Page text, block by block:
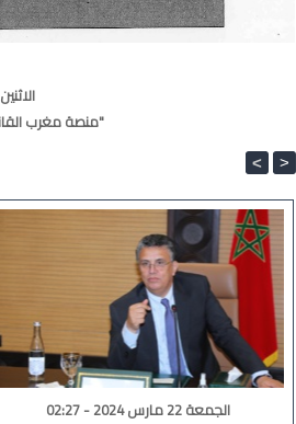
الاثنين 7 يوليو 2014
MarocDroit منصة مغرب القانون "الأصلية"
< >
الجمعة 22 مارس 2024 - 02:27